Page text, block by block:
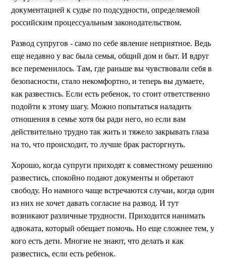
документацией к судье по подсудности, определяемой
российским процессуальным законодательством.
Развод супругов - само по себе явление неприятное. Ведь
еще недавно у вас была семья, общий дом и быт. И вдруг
все переменилось. Там, где раньше вы чувствовали себя в
безопасности, стало некомфортно, и теперь вы думаете,
как развестись. Если есть ребенок, то стоит ответственно
подойти к этому шагу. Можно попытаться наладить
отношения в семье хотя бы ради него, но если вам
действительно трудно так жить и тяжело закрывать глаза
на то, что происходит, то лучше брак расторгнуть.
Хорошо, когда супруги приходят к совместному решению
развестись, спокойно подают документы и обретают
свободу. Но намного чаще встречаются случаи, когда один
из них не хочет давать согласие на развод. И тут
возникают различные трудности. Приходится нанимать
адвоката, который обещает помочь. Но еще сложнее тем, у
кого есть дети. Многие не знают, что делать и как
развестись, если есть ребенок.